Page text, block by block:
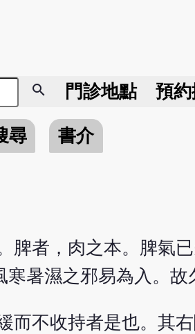
search 門診地點 預
尋
書介
脾者，肉之本。脾氣
寒暑濕之邪易為入。故
而不收持者是也。其